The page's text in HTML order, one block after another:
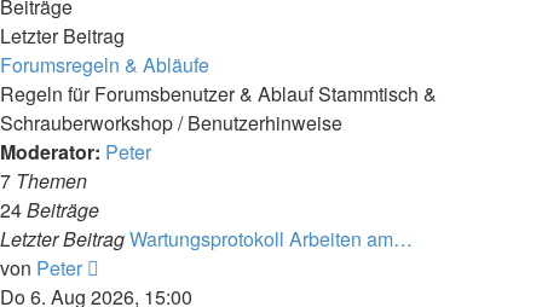
Beiträge
Letzter Beitrag
Forumsregeln & Abläufe
Regeln für Forumsbenutzer & Ablauf Stammtisch &
Schrauberworkshop / Benutzerhinweise
Moderator: Peter
7 Themen
24Beiträge
Letzter BeitragWartungsprotokoll Arbeiten am…
von Peter
Beitrag
Do 6. Aug 2026, 15:00